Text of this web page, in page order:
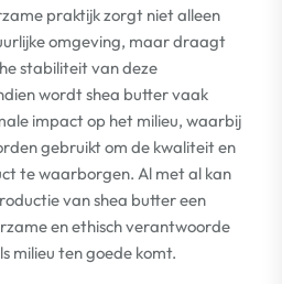
praktijk zorgt niet alleen
omgeving, maar draagt
stabiliteit van deze
wordt shea butter vaak
impact op het milieu, waarbij
gebruikt om de kwaliteit en
te waarborgen. Al met al kan
van shea butter een
en ethisch verantwoorde
milieu ten goede komt.